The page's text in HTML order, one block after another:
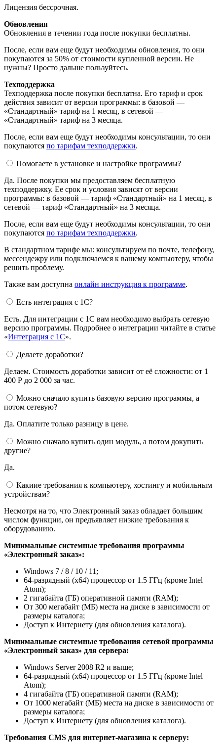
Лицензия бессрочная.
Обновления
Обновления в течении года после покупки бесплатны.
После, если вам еще будут необходимы обновления, то они
покупаются за 50% от стоимости купленной версии. Не
нужны? Просто дальше пользуйтесь.
Техподдержка
Техподдержка после покупки бесплатна. Его тариф и срок
действия зависит от версии программы: в базовой —
«Стандартный» тариф на 1 месяц, в сетевой —
«Стандартный» тариф на 3 месяца.
После, если вам еще будут необходимы консультации, то они
покупаются по тарифам техподдержки.
Помогаете в установке и настройке программы?
Да. После покупки мы предоставляем бесплатную
техподдержку. Ее срок и условия зависят от версии
программы: в базовой — тариф «Стандартный» на 1 месяц, в
сетевой — тариф «Стандартный» на 3 месяца.
После, если вам еще будут необходимы консультации, то они
покупаются по тарифам техподдержки.
В стандартном тарифе мы: консультируем по почте, телефону,
мессендежру или подключаемся к вашему компьютеру, чтобы
решить проблему.
Также вам доступна онлайн инструкция к программе.
Есть интеграция с 1С?
Есть. Для интеграции с 1С вам необходимо выбрать сетевую
версию программы. Подробнее о интеграции читайте в статье
«Интеграция с 1С».
Делаете доработки?
Делаем. Стоимость доработки зависит от её сложности: от 1
400 Р до 2 000 за час.
Можно сначало купить базовую версию программы, а
потом сетевую?
Да. Оплатите только разницу в цене.
Можно сначало купить один модуль, а потом докупить
другие?
Да.
Какиие требования к компьютеру, хостингу и мобильным
устройствам?
Несмотря на то, что Электронный заказ обладает большим
числом функции, он предъявляет низкие требования к
оборудованию.
Минимальные системные требования программы
«Электронный заказ»:
Windows 7 / 8 / 10 / 11;
64-разрядный (x64) процессор от 1.5 ГГц (кроме Intel
Atom);
2 гигабайта (ГБ) оперативной памяти (RAM);
От 300 мегабайт (МБ) места на диске в зависимости от
размеры каталога;
Доступ к Интернету (для обновления каталога).
Минимальные системные требования сетевой программы
«Электронный заказ» для сервера:
Windows Server 2008 R2 и выше;
64-разрядный (x64) процессор от 1.5 ГГц (кроме Intel
Atom);
4 гигабайта (ГБ) оперативной памяти (RAM);
От 1000 мегабайт (МБ) места на диске в зависимости от
размеры каталога;
Доступ к Интернету (для обновления каталога).
Требования CMS для интернет-магазина к серверу: